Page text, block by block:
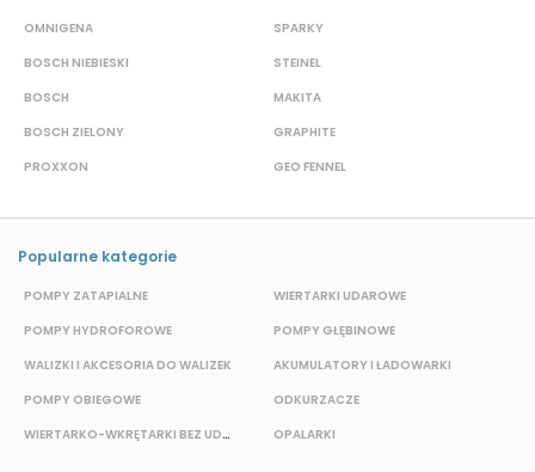
OMNIGENA
BOSCH NIEBIESKI
BOSCH
BOSCH ZIELONY
PROXXON
SPARKY
STEINEL
MAKITA
GRAPHITE
GEO FENNEL
Popularne kategorie
POMPY ZATAPIALNE
POMPY HYDROFOROWE
WALIZKI I AKCESORIA DO WALIZEK
POMPY OBIEGOWE
WIERTARKO-WKRĘTARKI BEZ UDAROWE
WIERTARKI UDAROWE
POMPY GŁĘBINOWE
AKUMULATORY I ŁADOWARKI
ODKURZACZE
OPALARKI